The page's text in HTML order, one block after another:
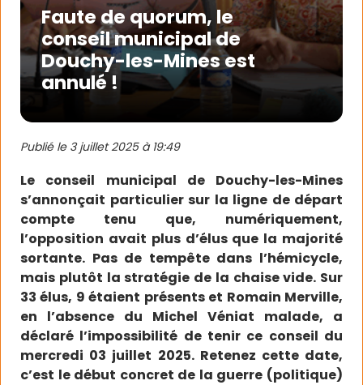
Faute de quorum, le
conseil municipal de
Douchy-les-Mines est
annulé !
Publié le 3 juillet 2025 à 19:49
Le conseil municipal de Douchy-les-Mines
s’annonçait particulier sur la ligne de départ
compte tenu que, numériquement,
l’opposition avait plus d’élus que la majorité
sortante. Pas de tempête dans l’hémicycle,
mais plutôt la stratégie de la chaise vide. Sur
33 élus, 9 étaient présents et Romain Merville,
en l’absence du Michel Véniat malade, a
déclaré l’impossibilité de tenir ce conseil du
mercredi 03 juillet 2025. Retenez cette date,
c’est le début concret de la guerre (politique)